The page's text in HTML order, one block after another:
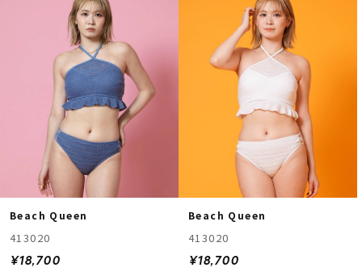
Beach Queen
413020
¥18,700
Beach Queen
413020
¥18,700